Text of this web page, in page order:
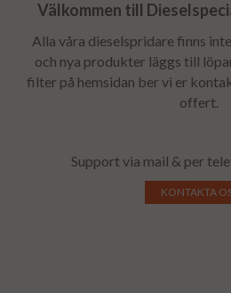
Välkommen till
Alla våra dieselspridare finns
och nya produkter läggs till
filter på hemsidan ber vi er
offert.
Support via mail & per
KONTAKTA